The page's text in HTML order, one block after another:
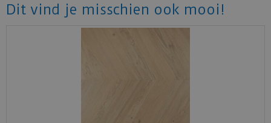
Dit vind je misschien ook mooi!